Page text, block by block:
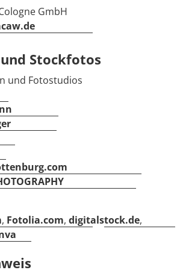
GmbH
Stockfotos
und Fotostudios
, Fotolia.com, digitalstock.de,